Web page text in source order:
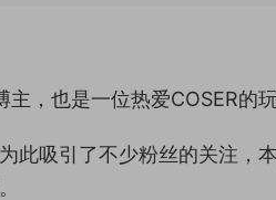
主，也是一位热爱COSER的
此吸引了不少粉丝的关注，